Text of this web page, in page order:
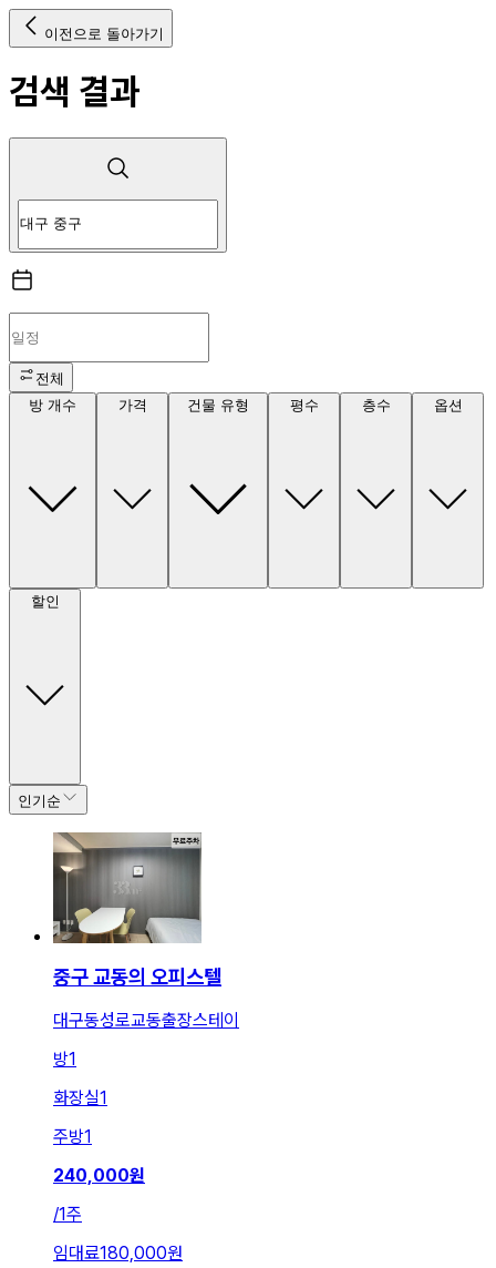
이전으로 돌아가기
검색 결과
전체
방 개수
가격 건물 유형 평수 층수 옵션
할인
인기순
중구 교동의 오피스텔
대구동성로교동출장스테이
방1
화장실1
주방1
240,000원
/1주
임대료180,000원